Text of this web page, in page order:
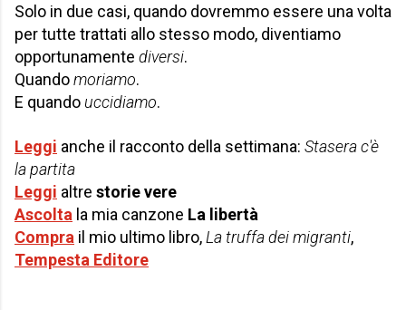
Solo in due casi, quando dovremmo essere una volta
per tutte trattati allo stesso modo, diventiamo
opportunamente diversi.
Quandomoriamo.
E quando uccidiamo.
Leggi anche il racconto della settimana: Stasera c'è
la partita
Leggi altre storie vere
Ascolta la mia canzone La libertà
Compra il mio ultimo libro,La truffa dei migranti,
Tempesta Editore